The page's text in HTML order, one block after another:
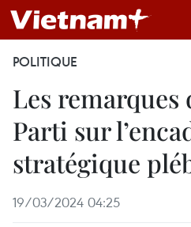
POLITIQUE
Les remarques
Parti sur
stratégique
19/03/2024 04:25